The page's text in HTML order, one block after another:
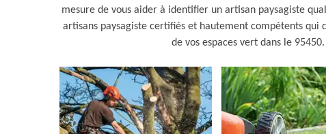
mesure de vous aider à identifier un artisan paysagiste
artisans paysagiste certifiés et hautement compétents
de vos espaces vert dans le